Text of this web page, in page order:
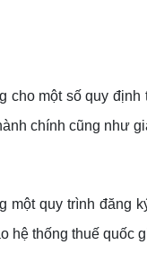
một số quy
chính cũng như
một quy trình đăng
thống thuế quốc